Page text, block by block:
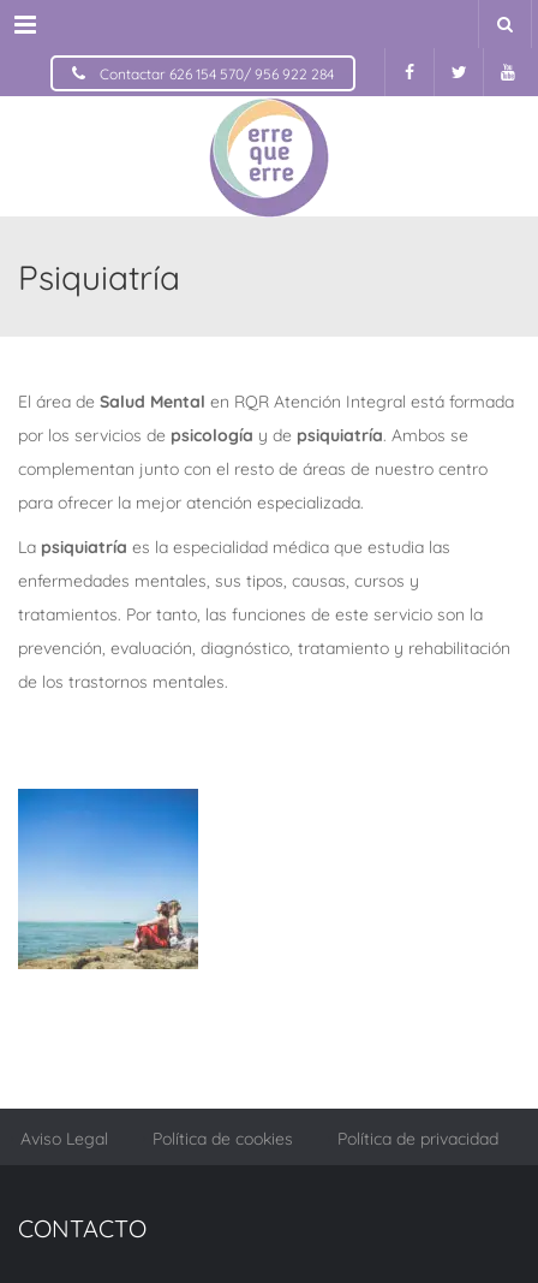
Menu
Contactar 626 154 570/ 956 922 284
Psiquiatría
El área de Salud Mental en RQR Atención Integral está formada
por los servicios de psicología y de psiquiatría. Ambos se
complementan junto con el resto de áreas de nuestro centro
para ofrecer la mejor atención especializada.
La psiquiatría es la especialidad médica que estudia las
enfermedades mentales, sus tipos, causas, cursos y
tratamientos. Por tanto, las funciones de este servicio son la
prevención, evaluación, diagnóstico, tratamiento y rehabilitación
de los trastornos mentales.
Aviso Legal Política de cookies Política de privacidad
CONTACTO